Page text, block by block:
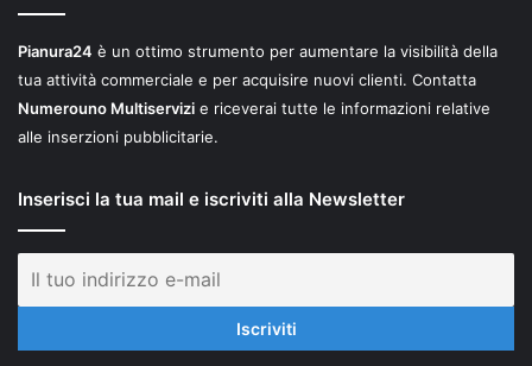
Pianura24 è un ottimo strumento per aumentare la visibilità della
tua attività commerciale e per acquisire nuovi clienti. Contatta
Numerouno Multiservizi e riceverai tutte le informazioni relative
alle inserzioni pubblicitarie.
Inserisci la tua mail e iscriviti alla Newsletter